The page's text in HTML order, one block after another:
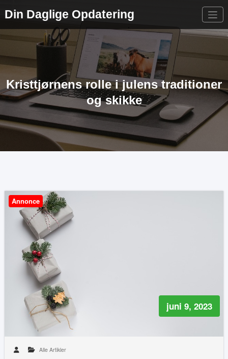
Din Daglige Opdatering
Kristtjørnens rolle i julens traditioner
og skikke
Annonce
juni 9, 2023
Alle Artikler